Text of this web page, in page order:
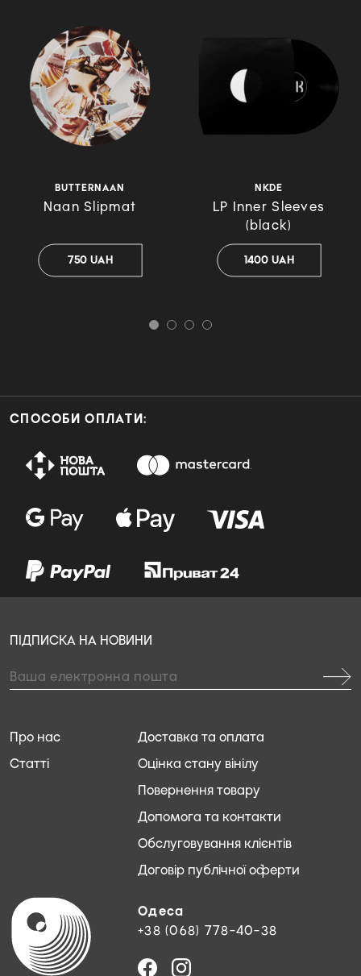
BUTTERNAAN
Naan Slipmat
750 UAH
NKDE
LP Inner Sleeves
(black)
1400 UAH
СПОСОБИ ОПЛАТИ:
Одеса
+38 (068) 778-40-38
Доставка та оплата
Оцінка стану вінілу
Повернення товару
Допомога та контакти
Обслуговування клієнтів
Договір публічної оферти
Про нас
Статті
ПІДПИСКА НА НОВИНИ